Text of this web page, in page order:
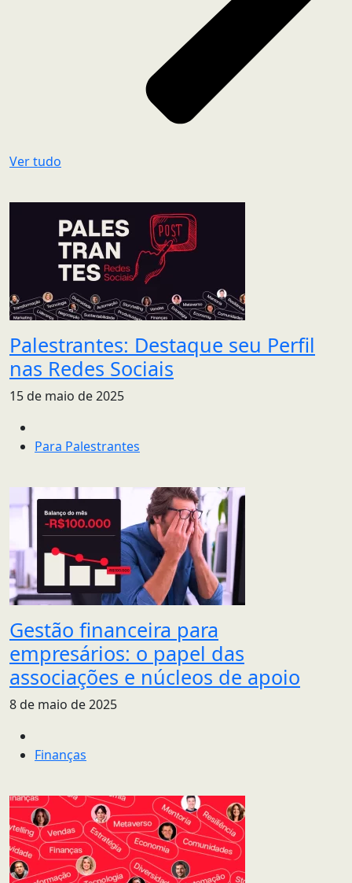
Ver tudo
Palestrantes: Destaque seu Perfil
nas Redes Sociais
15 de maio de 2025
Para Palestrantes
Gestão financeira para
empresários: o papel das
associações e núcleos de apoio
8 de maio de 2025
Finanças